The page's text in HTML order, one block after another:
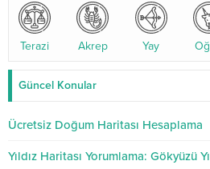
Terazi Akrep Yay
Güncel Konular
Ücretsiz Doğum Haritası Hesaplama
Yıldız Haritası Yorumlama: Gökyüzü